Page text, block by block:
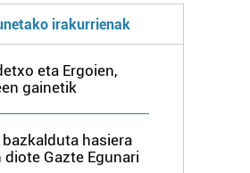
irakurrienak
eta Ergoien,
gainetik
bazkalduta hasiera
diote Gazte Egunari